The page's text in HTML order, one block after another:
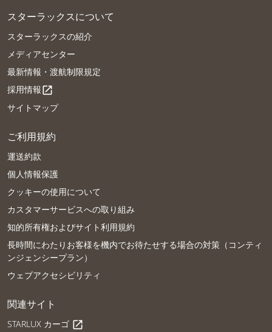
スターラックスについて
スターラックスの紹介
メディアセンター
最新情報・渡航制限規定
採用情報open_in_new
サイトマップ
ご利用規約
運送約款
個人情報保護
クッキーの使用について
カスタマーサービスへの取り組み
知的所有権およびサイト利用規約
長時間にわたりお客様を機内でお待たせする場合の対策（コンティ
ンジェンシープラン）
ウェブアクセシビリティ
関連サイト
STARLUX カーゴ open_in_new